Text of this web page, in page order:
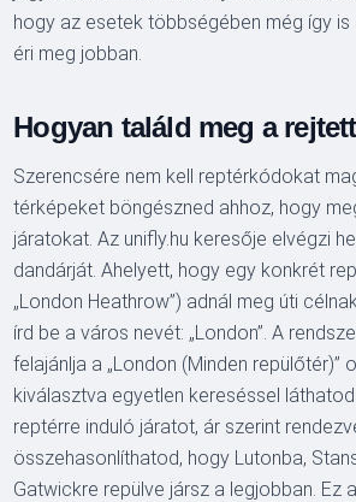
hogy az esetek többségében még így is
éri meg jobban.
Hogyan találd meg a
Szerencsére nem kell reptérkódokat
térképeket böngészned ahhoz, hogy
járatokat. Az unifly.hu keresője elvégzi
dandárját. Ahelyett, hogy egy konkrét
„London Heathrow”) adnál meg úti
írd be a város nevét: „London”. A
felajánlja a „London (Minden repülőtér)”
kiválasztva egyetlen kereséssel
reptérre induló járatot, ár szerint
összehasonlíthatod, hogy Lutonba,
Gatwickre repülve jársz a legjobban. Ez